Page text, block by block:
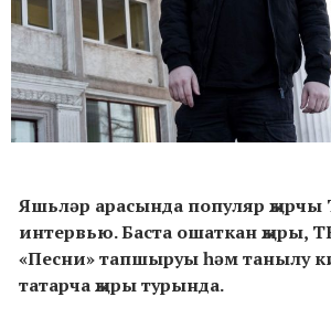
Яшьләр арасында популяр җырчы
интервью. Баста ошаткан җыры,
«Песни» тапшыруы һәм танылу
татарча җыры турында.